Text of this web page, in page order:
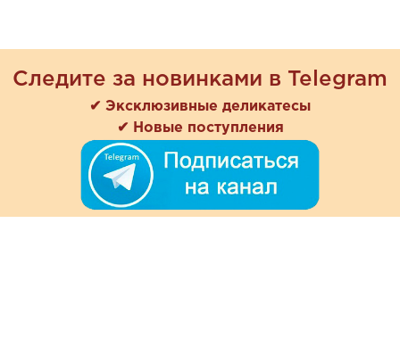
Следите за новинками в Telegram
✔ Эксклюзивные деликатесы
✔ Новые поступления